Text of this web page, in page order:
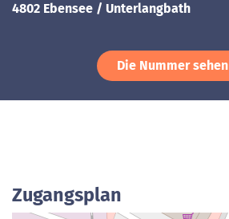
4802 Ebensee / Unterlangbath
Die Nummer sehen
Zugangsplan